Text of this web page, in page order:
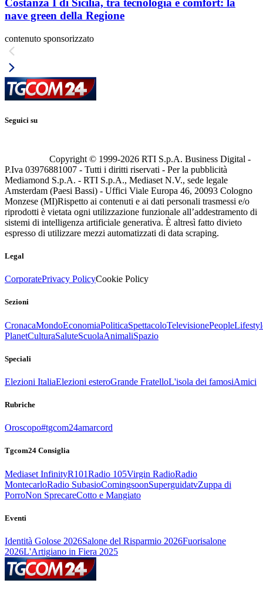
Costanza I di Sicilia, tra tecnologia e comfort: la
nave green della Regione
contenuto sponsorizzato
Seguici su
Copyright © 1999-2026 RTI S.p.A. Business Digital -
P.Iva 03976881007 - Tutti i diritti riservati - Per la pubblicità
Mediamond S.p.A. - RTI S.p.A., Mediaset N.V., sede legale
Amsterdam (Paesi Bassi) - Uffici Viale Europa 46, 20093 Cologno
Monzese (MI)Rispetto ai contenuti e ai dati personali trasmessi e/o
riprodotti è vietata ogni utilizzazione funzionale all’addestramento di
sistemi di intelligenza artificiale generativa. È altresì fatto divieto
espresso di utilizzare mezzi automatizzati di data scraping.
Legal
CorporatePrivacy PolicyCookie Policy
Sezioni
CronacaMondoEconomiaPoliticaSpettacoloTelevisionePeople
PlanetCulturaSaluteScuolaAnimaliSpazio
Speciali
Elezioni ItaliaElezioni esteroGrande FratelloL'isola dei famosiAmici
Rubriche
Oroscopo#tgcom24amarcord
Tgcom24 Consiglia
Mediaset InfinityR101Radio 105Virgin RadioRadio
MontecarloRadio SubasioComingsoonSuperguidatvZuppa di
PorroNon SprecareCotto e Mangiato
Eventi
Identità Golose 2026Salone del Risparmio 2026Fuorisalone
2026L'Artigiano in Fiera 2025